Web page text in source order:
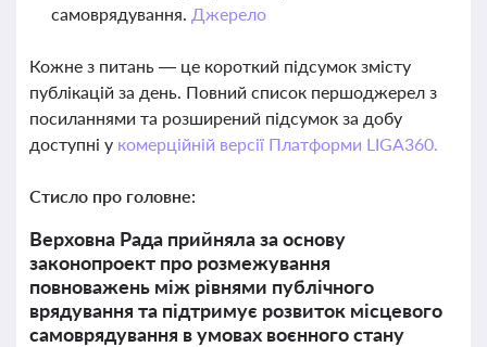
самоврядування. Джерело
Кожне з питань — це короткий підсумок змісту
публікацій за день. Повний список першоджерел з
посиланнями та розширений підсумок за добу
доступні у комерційній версії Платформи LIGA360.
Стисло про головне:
Верховна Рада прийняла за основу
законопроект про розмежування
повноважень між рівнями публічного
врядування та підтримує розвиток місцевого
самоврядування в умовах воєнного стану